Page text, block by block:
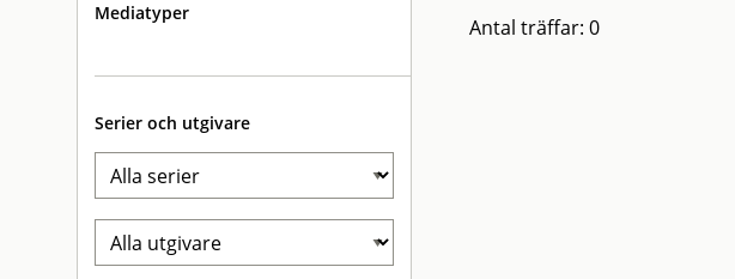
Mediatyper
Serier och utgivare
Antal träffar: 0